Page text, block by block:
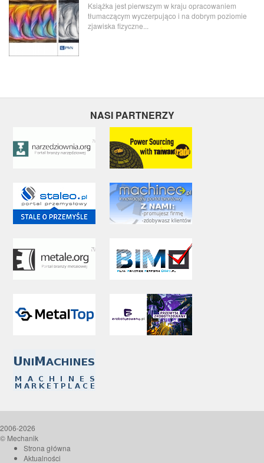
Książka jest pierwszym w kraju opracowaniem
tłumaczącym wyczerpująco i na dobrym poziomie
zjawiska fizyczne...
NASI PARTNERZY
2006-2026
© Mechanik
Strona główna
Aktualności